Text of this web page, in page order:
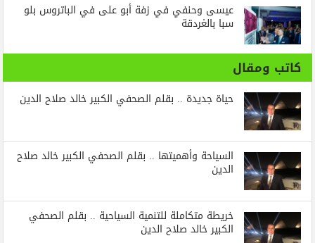
عيسى وحنفي في زفة أبو على في الباتروس بلو
سبا بالغردقة
كاتب ومقال
حياة جديدة .. بقلم الصحفي الكبير خالد صلاح الدين
السياحة وأهميتها .. بقلم الصحفي الكبير خالد صلاح
الدين
خريطة متكاملة للتنمية السياحية .. بقلم الصحفي
الكبير خالد صلاح الدين